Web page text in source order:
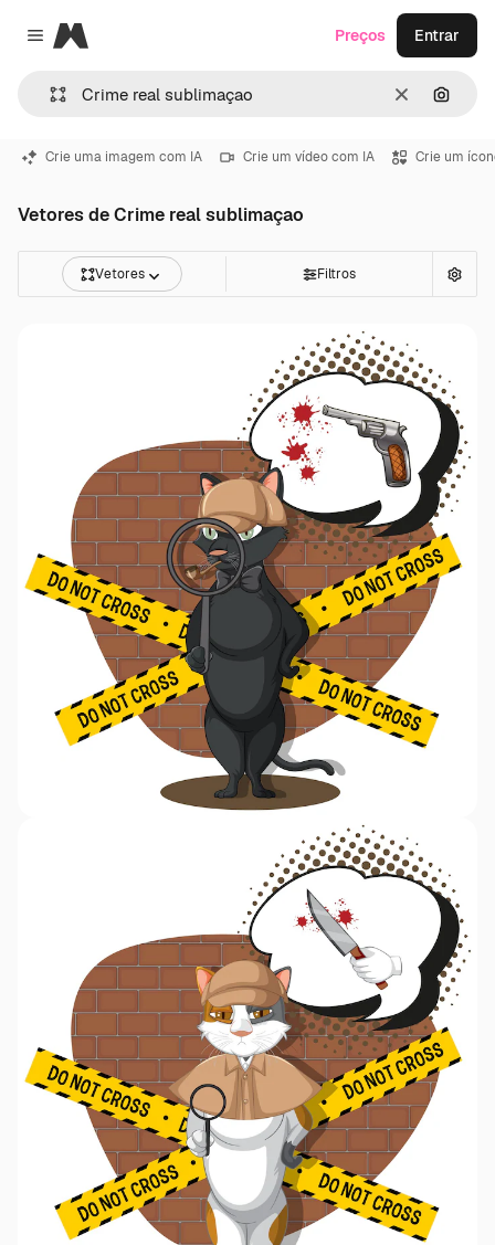
Close menu
Magnific
Limpar
Preços Entrar
Crie uma imagem com IA Crie um vídeo com IA Crie um
Vetores de Crime real sublimaçao
Vetores Filtros